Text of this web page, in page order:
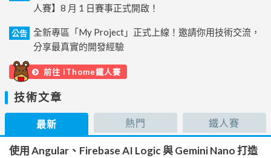
人賽】8 月 1 日賽事正式開啟！
公告
全新專區「My Project」正式上線！邀請你用技術交流，
分享最真實的開發經驗
前往 iThome鐵人賽
技術文章
最新 熱門 鐵人賽
使用 Angular、Firebase AI Logic 與 Gemini Nano 打造